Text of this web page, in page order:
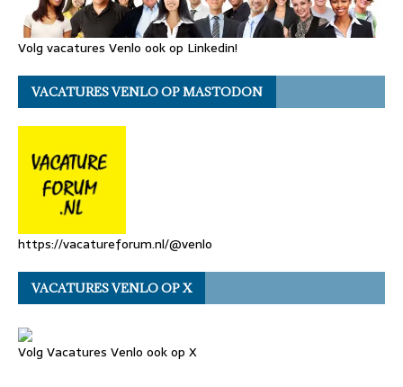
Volg vacatures Venlo ook op Linkedin!
VACATURES VENLO OP MASTODON
https://vacatureforum.nl/@venlo
VACATURES VENLO OP X
Volg Vacatures Venlo ook op X